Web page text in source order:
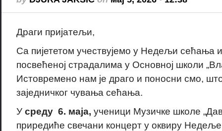
Драги пријатељи,
Са пијететом учествујемо у Недељи сећања
посвећеној страдалима у Основној школи
Истовремено нам је драго и поносни смо,
заједничког чувања сећања.
У среду 6. маја, ученици Музичке школе
приредиће свечани концерт у оквиру